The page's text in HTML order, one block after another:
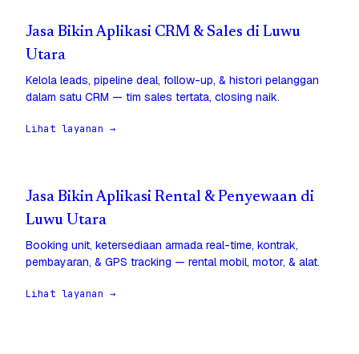
Jasa Bikin Aplikasi CRM & Sales di Luwu
Utara
Kelola leads, pipeline deal, follow-up, & histori pelanggan
dalam satu CRM — tim sales tertata, closing naik.
Lihat layanan →
Jasa Bikin Aplikasi Rental & Penyewaan di
Luwu Utara
Booking unit, ketersediaan armada real-time, kontrak,
pembayaran, & GPS tracking — rental mobil, motor, & alat.
Lihat layanan →